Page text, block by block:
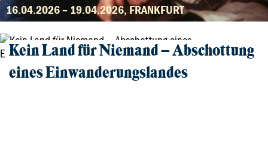
16.04.2026 – 19.04.2026, FRANKFURT
Kein Land für Niemand – Abschottung
eines Einwanderungslandes